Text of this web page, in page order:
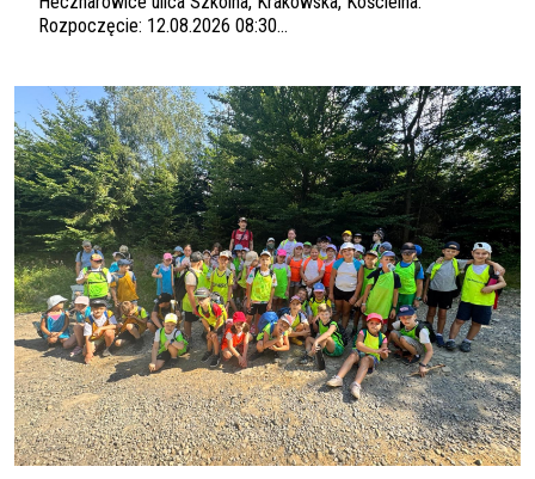
Rozpoczęcie: 12.08.2026 08:30...